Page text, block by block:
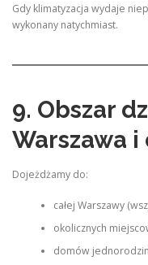
Gdy klimatyzacja wydaje
wykonany natychmiast.
9. Obszar
Warszawa
Dojeżdżamy do:
całej Warszawy
okolicznych
domów